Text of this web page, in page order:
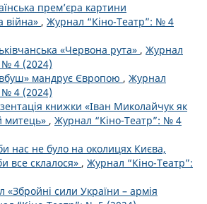
прем’єра картини
війна» , Журнал “Кіно-Театр”: № 4
«Червона рута» , Журнал
№ 4 (2024)
мандрує Європою , Журнал
№ 4 (2024)
книжки «Іван Миколайчук як
митець» , Журнал “Кіно-Театр”: № 4
нас не було на околицях Києва,
все склалося» , Журнал “Кіно-Театр”:
«Збройні сили України – армія